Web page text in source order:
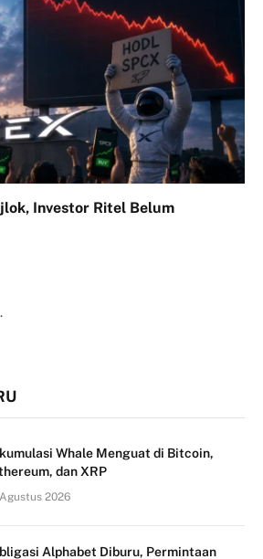
Investor Ritel Belum
Whale Menguat di Bitcoin,
dan XRP
2026
Alphabet Diburu, Permintaan